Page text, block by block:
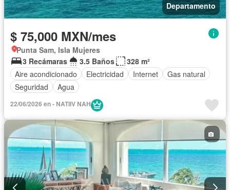
Departamento
$ 75,000 MXN/mes
Punta Sam, Isla Mujeres
3 Recámaras
3.5 Baños
328 m²
Aire acondicionado
Electricidad Internet
Gas natural
Seguridad
Agua
22/06/2026 en - NATIIV NAH